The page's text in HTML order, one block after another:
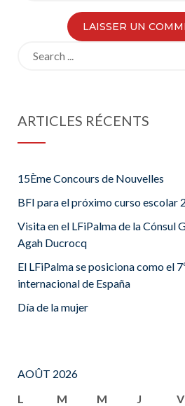
ARTICLES RÉCENTS
15Ème Concours de Nouvelles
BFI para el próximo curso escolar
Visita en el LFiPalma de la Cónsul
Agah Ducrocq
El LFiPalma se posiciona como el
internacional de España
Día de la mujer
AOÛT 2026
L
M M J V